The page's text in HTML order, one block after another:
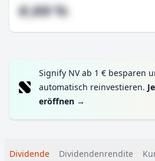
#,## %
Signify NV ab 1 € besparen
automatisch reinvestieren.
eröffnen →
Dividende Dividendenrendite